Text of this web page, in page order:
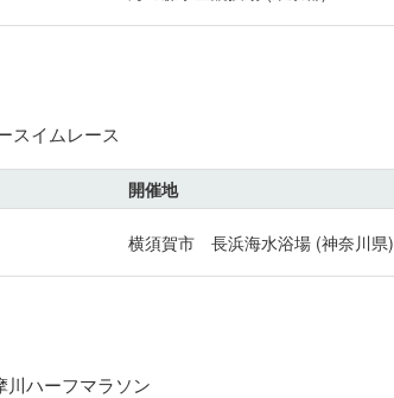
スイムレース
開催地
横須賀市 長浜海水浴場 (神奈川県)
ハーフマラソン